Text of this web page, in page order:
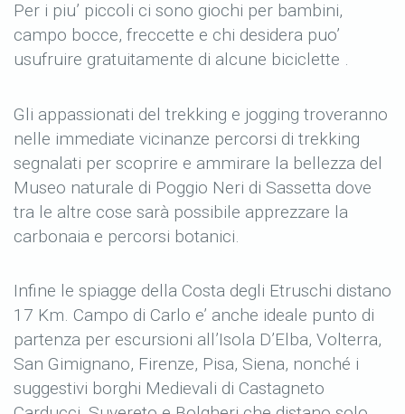
Per i piu’ piccoli ci sono giochi per bambini,
campo bocce, freccette e chi desidera puo’
usufruire gratuitamente di alcune biciclette .
Gli appassionati del trekking e jogging troveranno
nelle immediate vicinanze percorsi di trekking
segnalati per scoprire e ammirare la bellezza del
Museo naturale di Poggio Neri di Sassetta dove
tra le altre cose sarà possibile apprezzare la
carbonaia e percorsi botanici.
Infine le spiagge della Costa degli Etruschi distano
17 Km. Campo di Carlo e’ anche ideale punto di
partenza per escursioni all’Isola D’Elba, Volterra,
San Gimignano, Firenze, Pisa, Siena, nonché i
suggestivi borghi Medievali di Castagneto